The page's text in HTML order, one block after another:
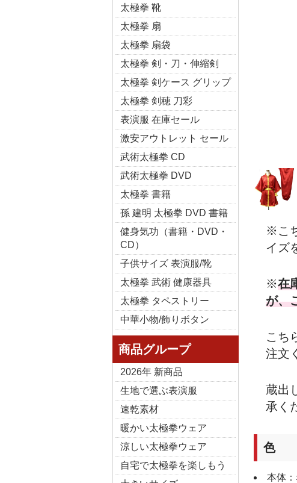
太極拳 靴
太極拳 扇
太極拳 扇袋
太極拳 剣・刀・伸縮剣
太極拳 剣ケース グリップ
太極拳 剣穂 刀彩
表演服 在庫セール
激安アウトレット セール
武術太極拳 CD
武術太極拳 DVD
太極拳 書籍
孫 建明 太極拳 DVD 書籍
健身気功（書籍・DVD・
CD）
子供サイズ 表演服/靴
太極拳 武術 健康器具
太極拳 タペストリー
中華小物/飾りボタン
商品グループ
2026年 新商品
生地で選ぶ表演服
速乾素材
暖かい太極拳ウェア
涼しい太極拳ウェア
自宅で太極拳を楽しもう
※こ
イズ
※在
が、
こち
注文
蔵出
承く
色
本体